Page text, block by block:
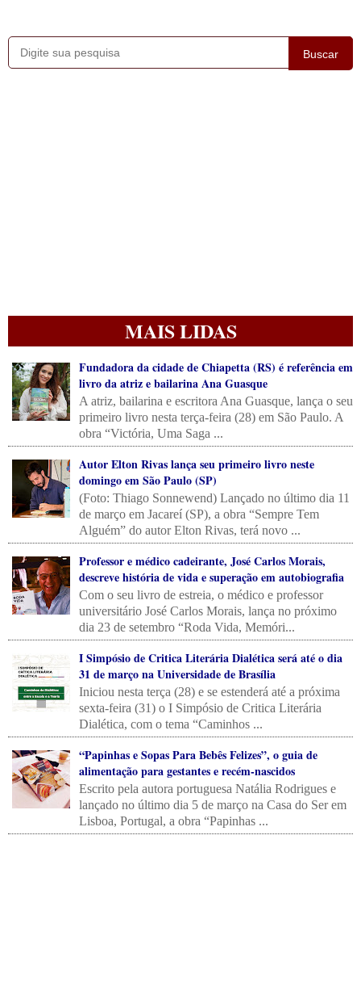
Buscar
MAIS LIDAS
Fundadora da cidade de Chiapetta (RS) é referência em
livro da atriz e bailarina Ana Guasque
A atriz, bailarina e escritora Ana Guasque, lança o seu
primeiro livro nesta terça-feira (28) em São Paulo. A
obra “Victória, Uma Saga ...
Autor Elton Rivas lança seu primeiro livro neste
domingo em São Paulo (SP)
(Foto: Thiago Sonnewend) Lançado no último dia 11
de março em Jacareí (SP), a obra “Sempre Tem
Alguém” do autor Elton Rivas, terá novo ...
Professor e médico cadeirante, José Carlos Morais,
descreve história de vida e superação em autobiografia
Com o seu livro de estreia, o médico e professor
universitário José Carlos Morais, lança no próximo
dia 23 de setembro “Roda Vida, Memóri...
I Simpósio de Critica Literária Dialética será até o dia
31 de março na Universidade de Brasília
Iniciou nesta terça (28) e se estenderá até a próxima
sexta-feira (31) o I Simpósio de Critica Literária
Dialética, com o tema “Caminhos ...
“Papinhas e Sopas Para Bebês Felizes”, o guia de
alimentação para gestantes e recém-nascidos
Escrito pela autora portuguesa Natália Rodrigues e
lançado no último dia 5 de março na Casa do Ser em
Lisboa, Portugal, a obra “Papinhas ...